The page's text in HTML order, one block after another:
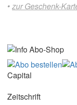
• zur Geschenk-
Capital
Zeitschrift